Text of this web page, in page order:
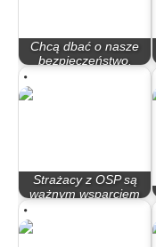
Chcą dbać o nasze
bezpieczeństwo.
Same chęci to za mało
Strażacy z OSP są
ważnym wsparciem